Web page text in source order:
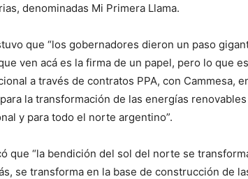
denominadas Mi Primera Llama.
que “los gobernadores dieron un paso
ven acá es la firma de un papel, pero lo que
a través de contratos PPA, con Cammesa,
la transformación de las energías
y para todo el norte argentino”.
que “la bendición del sol del norte se
se transforma en la base de construcción de